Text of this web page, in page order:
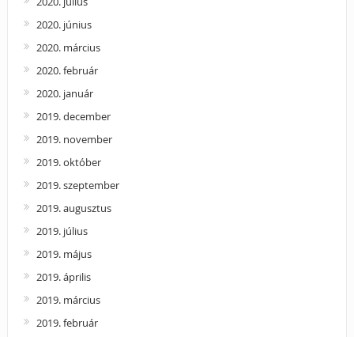
2020. június
2020. március
2020. február
2020. január
2019. december
2019. november
2019. október
2019. szeptember
2019. augusztus
2019. július
2019. május
2019. április
2019. március
2019. február